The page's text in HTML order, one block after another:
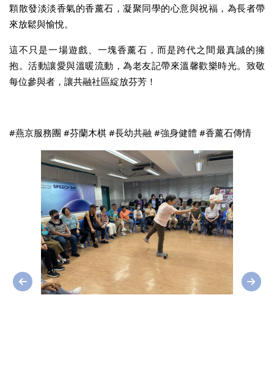
顆散發淡淡香氣的香薰石，凝聚同學的心意與祝福，為長者帶
來放鬆與愉悅。
這不只是一場遊戲、一塊香薰石，而是跨代之間最真誠的擁
抱。活動讓愛與溫暖流動，為老友記帶來溫馨歡樂時光。致敬
每位參與者，讓共融社區綻放芬芳！
#燕京服務團 #芬蘭木棋 #長幼共融 #強身健體 #香薰石傳情